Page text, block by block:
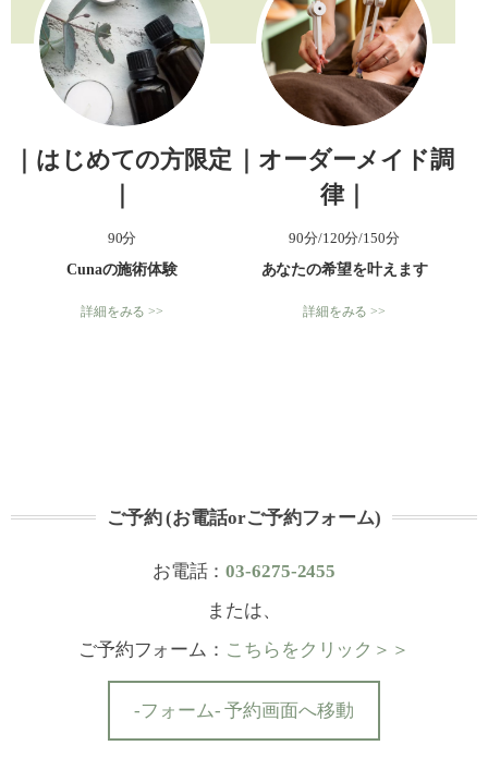
｜はじめての方限定
90分
Cunaの施術体験
詳細をみる >>
｜オーダーメイド調
律｜
90分/120分/150分
あなたの希望を叶えます
詳細をみる >>
ご予約 (お電話orご予約フォーム)
お電話：03-6275-2455
または、
ご予約フォーム： こちらをクリック＞＞
-フォーム- 予約画面へ移動